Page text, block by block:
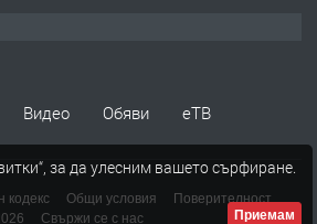
Видео Обяви
еТВ
кодекс Общи условия
Поверителност
Свържи се с нас
за да улесним вашето сърфиране.
Приемам